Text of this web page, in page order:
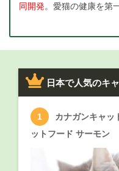
同開発。愛猫の健康を第
日本で人気のキ
カナガンキャッ
ットフード サーモン